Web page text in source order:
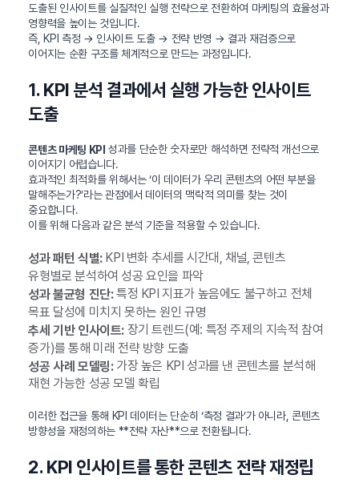
도출된 인사이트를 실질적인 실행 전략으로 전환하여 마케팅의 효율성과
영향력을 높이는 것입니다.
즉, KPI 측정 → 인사이트 도출 → 전략 반영 → 결과 재검증으로
이어지는 순환 구조를 체계적으로 만드는 과정입니다.
1. KPI 분석 결과에서 실행 가능한 인사이트
도출
콘텐츠 마케팅 KPI 성과를 단순한 숫자로만 해석하면 전략적 개선으로
이어지기 어렵습니다.
효과적인 최적화를 위해서는 ‘이 데이터가 우리 콘텐츠의 어떤 부분을
말해주는가?’라는 관점에서 데이터의 맥락적 의미를 찾는 것이
중요합니다.
이를 위해 다음과 같은 분석 기준을 적용할 수 있습니다.
성과 패턴 식별:KPI 변화 추세를 시간대, 채널, 콘텐츠
유형별로 분석하여 성공 요인을 파악
성과 불균형 진단:특정 KPI 지표가 높음에도 불구하고 전체
목표 달성에 미치지 못하는 원인 규명
추세 기반 인사이트:장기 트렌드(예: 특정 주제의 지속적 참여
증가)를 통해 미래 전략 방향 도출
성공 사례 모델링:가장 높은 KPI 성과를 낸 콘텐츠를 분석해
재현 가능한 성공 모델 확립
이러한 접근을 통해 KPI 데이터는 단순히 ‘측정 결과’가 아니라, 콘텐츠
방향성을 재정의하는 **전략 자산**으로 전환됩니다.
2. KPI 인사이트를 통한 콘텐츠 전략 재정립